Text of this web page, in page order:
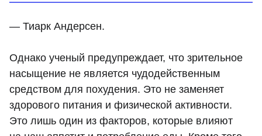
— Тиарк Андерсен.
Однако ученый предупреждает, что зрительное
насыщение не является чудодейственным
средством для похудения. Это не заменяет
здорового питания и физической активности.
Это лишь один из факторов, которые влияют